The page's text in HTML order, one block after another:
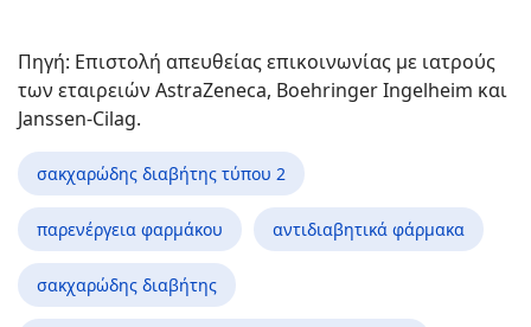
Πηγή: Επιστολή απευθείας επικοινωνίας με ιατρούς
των εταιρειών AstraZeneca, Boehringer Ingelheim και
Janssen-Cilag.
σακχαρώδης διαβήτης τύπου 2
παρενέργεια φαρμάκου αντιδιαβητικά φάρμακα
σακχαρώδης διαβήτης